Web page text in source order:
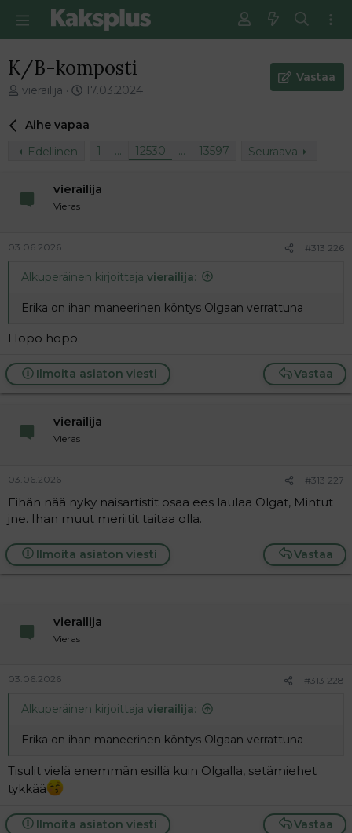
K/B-komposti
V
e
t
e
t
n
l
i
t
j
a
vierailija
E
s
i
e
t
17.03.2024
Vastaa
Aihe vapaa
Edellinen
1 … 12530 … 13597 Seuraava
vierailija
Vieras
03.06.2026 #313 226
Alkuperäinen kirjoittaja vierailija:
Erika on ihan maneerinen köntys Olgaan verrattuna
Höpö höpö.
Vastaa
Ilmoita asiaton viesti
vierailija
Vieras
03.06.2026 #313 227
Eihän nää nyky naisartistit osaa ees laulaa Olgat, Mintut
jne. Ihan muut meriitit taitaa olla.
Vastaa
Ilmoita asiaton viesti
vierailija
Vieras
03.06.2026 #313 228
Alkuperäinen kirjoittaja vierailija:
Erika on ihan maneerinen köntys Olgaan verrattuna
Tisulit vielä enemmän esillä kuin Olgalla, setämiehet
tykkää
Vastaa
Ilmoita asiaton viesti